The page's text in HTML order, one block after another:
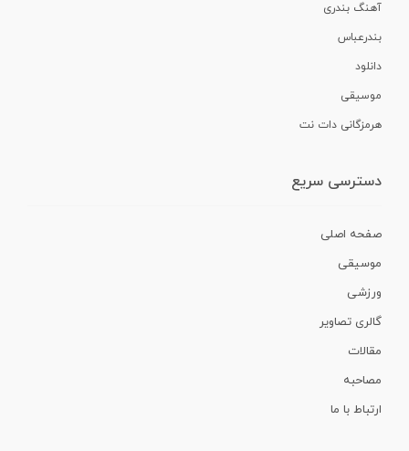
آهنگ بندری
بندرعباس
دانلود
موسیقی
هرمزگانی دات نت
دسترسی سریع
صفحه اصلی
موسیقی
ورزشی
گالری تصاویر
مقالات
مصاحبه
ارتباط با ما